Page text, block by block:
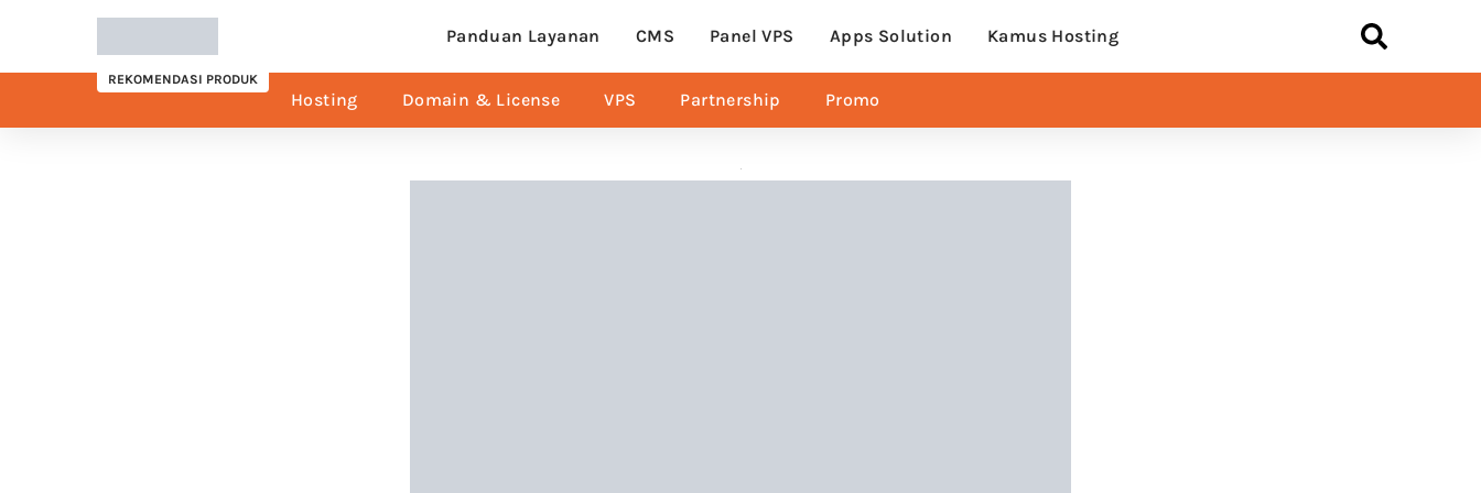
Panduan Layanan CMS Panel VPS Apps Solution Kamus Hosting
REKOMENDASI PRODUK
Hosting Domain & License VPS Partnership Promo